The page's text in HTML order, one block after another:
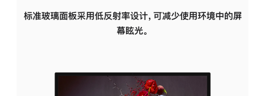
标准玻璃面板采用低反射率设计，可减少使用环境中的屏
幕眩光。